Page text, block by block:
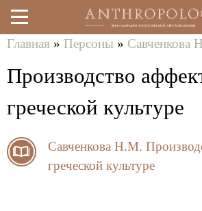
Перейти
к
основному
здесь
Главная » Персоны » Савченкова
Производство
греческой культуре
Савченкова Н.М.
греческой культуре